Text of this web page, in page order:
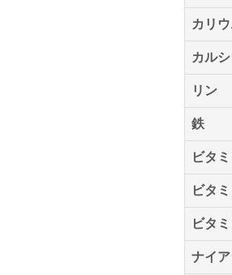
カリ
カル
リン
鉄
ビタ
ビタ
ビタ
ナイ